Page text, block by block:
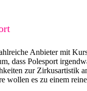
Anbieter mit
dass Polesport
zur Zirkusartistik
wollen es zu einem